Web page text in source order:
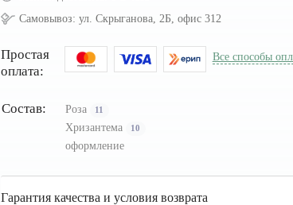
Самовывоз: ул. Скрыганова, 2Б, офис 312
Простая
оплата:
Все способы
Состав: Роза 11
Хризантема 10
оформление
Гарантия качества и условия возврата